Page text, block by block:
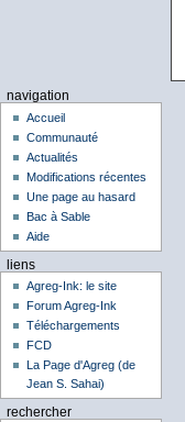
navigation
Accueil
Communauté
Actualités
Modifications récentes
Une page au hasard
Bac à Sable
Aide
liens
Agreg-Ink: le site
Forum Agreg-Ink
Téléchargements
FCD
La Page d'Agreg (de
Jean S. Sahai)
rechercher